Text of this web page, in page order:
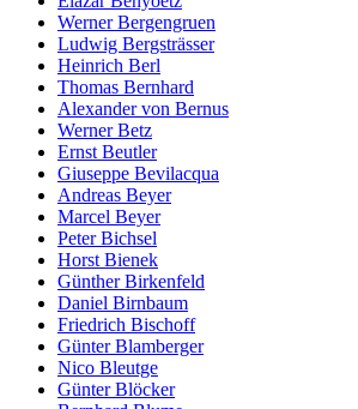
Werner Bergengruen
Ludwig Bergsträsser
Heinrich Berl
Thomas Bernhard
Alexander von Bernus
Werner Betz
Ernst Beutler
Giuseppe Bevilacqua
Andreas Beyer
Marcel Beyer
Peter Bichsel
Horst Bienek
Günther Birkenfeld
Daniel Birnbaum
Friedrich Bischoff
Günter Blamberger
Nico Bleutge
Günter Blöcker